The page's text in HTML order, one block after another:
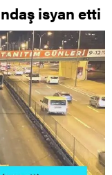
isyan etti